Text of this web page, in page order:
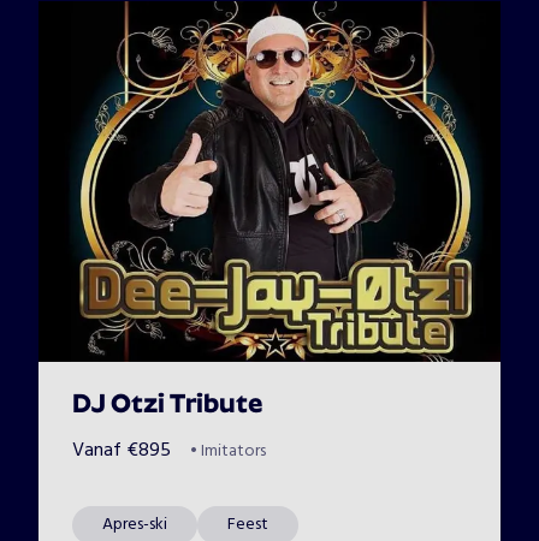
DJ Otzi Tribute
Vanaf €895 • Imitators
Apres-ski Feest